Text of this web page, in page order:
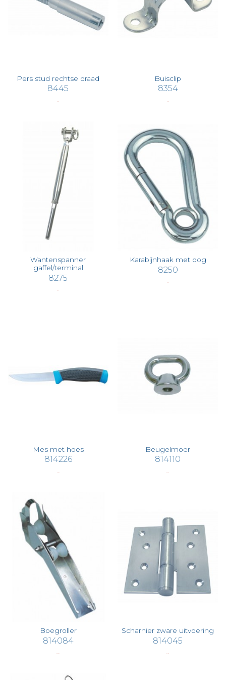
Pers stud rechtse draad
8445
Buisclip
8354
Wantenspanner
gaffel/terminal
8275
Karabijnhaak met oog
8250
Mes met hoes
814226
Beugelmoer
814110
Boegroller
814084
Scharnier zware uitvoering
814045